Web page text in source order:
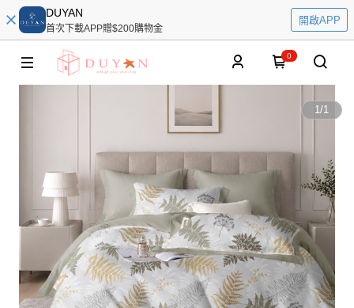
DUYAN
首次下載APP贈$200購物金
開啟APP
0
1/1